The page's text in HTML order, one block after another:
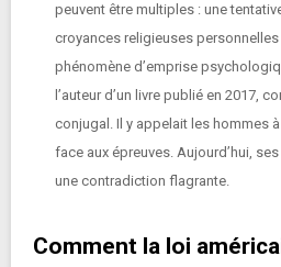
peuvent être multiples : une
croyances religieuses personnelles
phénomène d’emprise
l’auteur d’un livre publié en 2017,
conjugal. Il y appelait les hommes
face aux épreuves. Aujourd’hui,
une contradiction flagrante.
Comment la loi